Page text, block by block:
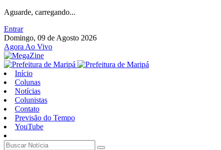
Aguarde, carregando...
Entrar
Domingo, 09 de Agosto 2026
Agora Ao Vivo
Início
Colunas
Notícias
Colunistas
Contato
Previsão do Tempo
YouTube